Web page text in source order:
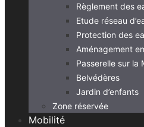
Règlement des
Etude réseau
Protection des
Aménagement
Passerelle sur la
Belvédères
Jardin d’enfants
Zone réservée
Mobilité